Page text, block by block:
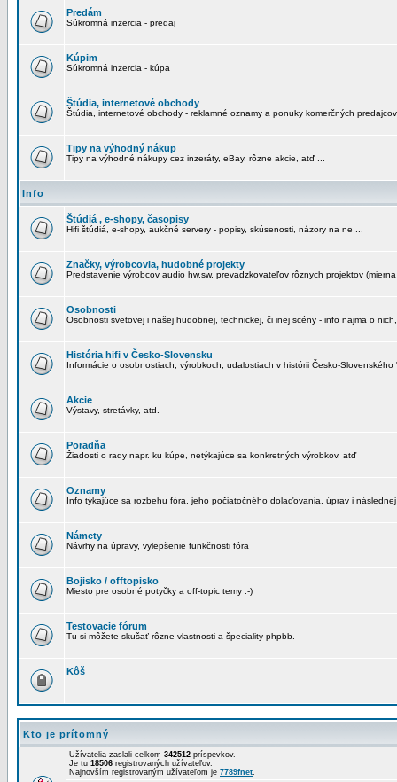
Predám
Súkromná inzercia - predaj
Kúpim
Súkromná inzercia - kúpa
Štúdia, internetové obchody
Štúdia, internetové obchody - reklamné oznamy a ponuky komerčných predajcov
Tipy na výhodný nákup
Tipy na výhodné nákupy cez inzeráty, eBay, rôzne akcie, atď ...
Info
Štúdiá , e-shopy, časopisy
Hifi štúdiá, e-shopy, aukčné servery - popisy, skúsenosti, názory na ne ...
Značky, výrobcovia, hudobné projekty
Predstavenie výrobcov audio hw,sw, prevadzkovateľov rôznych projektov
Osobnosti
Osobnosti svetovej i našej hudobnej, technickej, či inej scény - info najmä o
História hifi v Česko-Slovensku
Informácie o osobnostiach, výrobkoch, udalostiach v histórii Česko-Slovenského
Akcie
Výstavy, stretávky, atd.
Poradňa
Žiadosti o rady napr. ku kúpe, netýkajúce sa konkretných výrobkov, atď
Oznamy
Info týkajúce sa rozbehu fóra, jeho počiatočného dolaďovania, úprav i
Námety
Návrhy na úpravy, vylepšenie funkčnosti fóra
Bojisko / offtopisko
Miesto pre osobné potyčky a off-topic temy :-)
Testovacie fórum
Tu si môžete skušať rôzne vlastnosti a špeciality phpbb.
Kôš
Kto je prítomný
Užívatelia zaslali celkom 342512 príspevkov.
Je tu 18506 registrovaných užívateľov.
Najnovším registrovaným užívateľom je 7789fnet.